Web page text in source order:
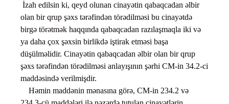
İzah edilsin ki, qeyd olunan cinayətin qabaqcadan əlbir
olan bir qrup şəxs tərəfindən törədilməsi bu cinayətdə
birgə törətmək haqqında qabaqcadan razılaşmaqla iki və
ya daha çox şəxsin birlikdə iştirak etməsi başa
düşülməlidir. Cinayətin qabaqcadan əlbir olan bir qrup
şəxs tərəfindən törədilməsi anlayışının şərhi CM-in 34.2-ci
maddəsində verilmişdir.
Həmin maddənin mənasına görə, CM-in 234.2 və